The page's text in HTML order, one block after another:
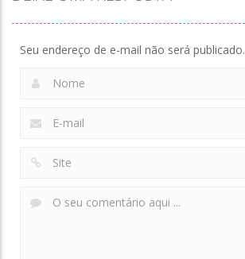
Seu endereço de e-mail não será publicado.